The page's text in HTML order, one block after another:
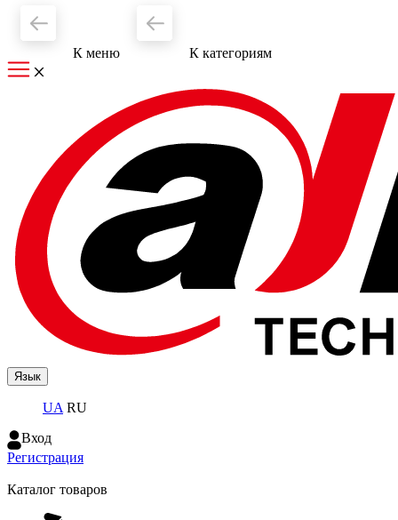
К меню К категориям
Язык
UA RU
Вход
Регистрация
Каталог товаров